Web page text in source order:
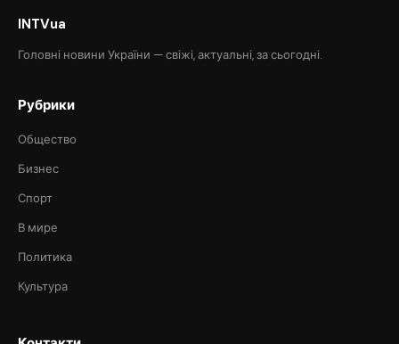
INTVua
Головні новини України — свіжі, актуальні, за сьогодні.
Рубрики
Общество
Бизнес
Спорт
В мире
Политика
Культура